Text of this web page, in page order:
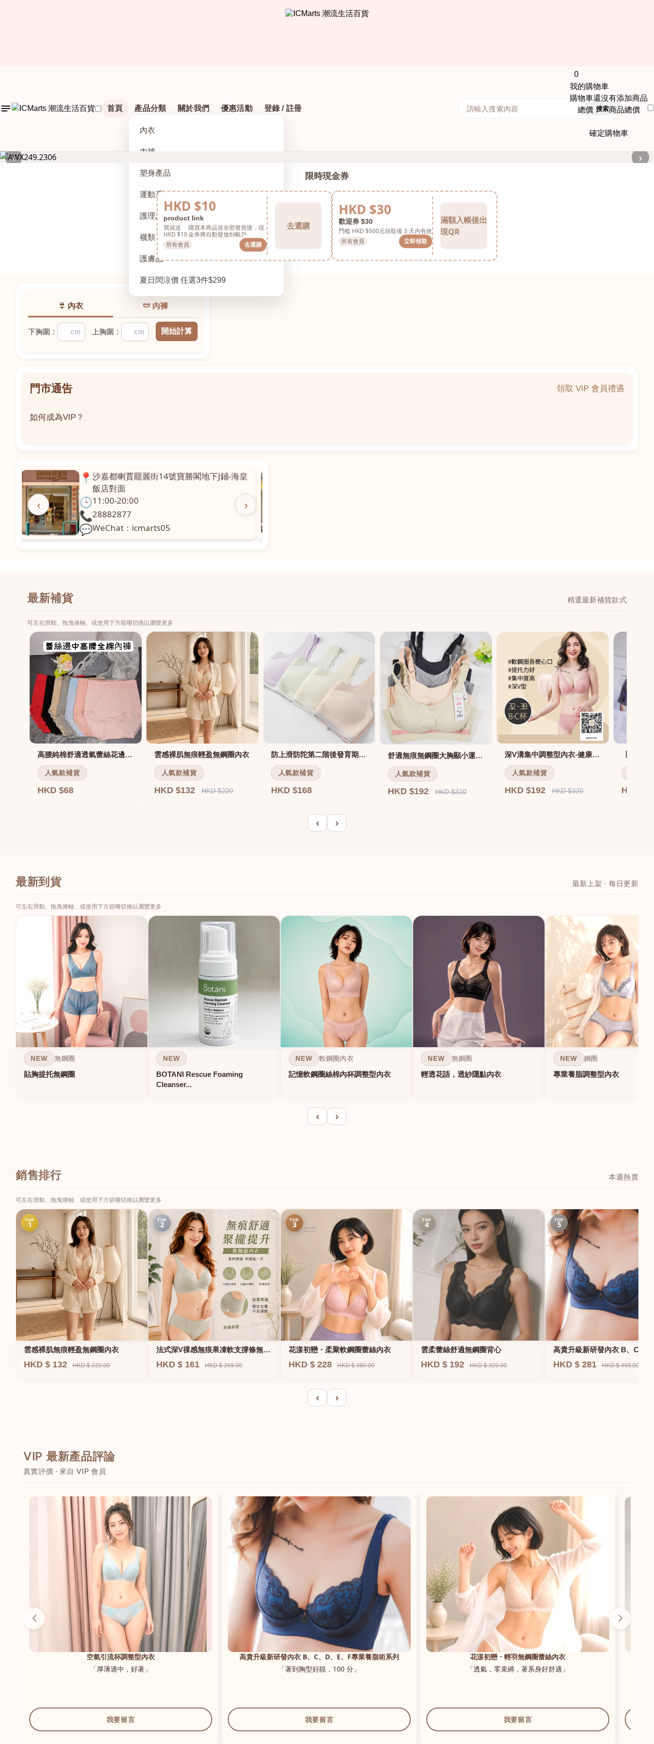
首頁 產品分類
內衣
內褲
塑身產品
運動系列
護理及配件
襪類
護膚品
夏日閃涼價 任選3件$299
關於我們 優惠活動 登錄 / 註冊
0
我的購物車
購物車還沒有添加商品
總價： 商品總價
確定購物車
搜索
‹ ›
限時現金券
HKD $10
product link
買就送
HKD $10
購買本商品並全部發貨後，現
金券將自動發放到帳戶
所有會員
去選購
去選購
HKD $30
歡迎券 $30
門檻 HKD $500元領取後 3 天內有效
所有會員
立即領取
滿額入帳後出
現QR
👙 內衣 🩲 內褲
下胸圍： 上胸圍： 開始計算
門市通告
領取 VIP 會員禮遇
如何成為VIP？
‹ ›
📍澳門啤利喇街121號珍興樓L1舖 粵華廣場對
面
🕒11:00-20:00
📞28331971
💬WeChat：icmarts02
最新補貨 精選最新補貨款式
可左右滑動、拖曳捲軸、或使用下方箭嘴切換以瀏覽更多
高腰純棉舒適透氣蕾絲花邊三角褲
人氣款補貨
HKD $68
雲感裸肌無痕輕盈無鋼圈內衣
人氣款補貨
HKD $132 HKD $220
防上滑防陀第二階後發育期內衣
人氣款補貨
HKD $168
舒適無痕無鋼圈大胸顯小運動內衣
人氣款補貨
HKD $192 HKD $320
深V溝集中調整型內衣-健康軟鋼圈
人氣款補貨
HKD $192 HKD $320 HKD
‹ ›
最新到貨 最新上架 · 每日更新
可左右滑動、拖曳捲軸、或使用下方箭嘴切換以瀏覽更多
NEW 無鋼圈
貼胸提托無鋼圈
NEW
BOTANI Rescue Foaming
Cleanser...
NEW 軟鋼圈內衣
記憶軟鋼圈絲棉內杯調整型內衣
NEW 無鋼圈
輕透花語，透紗隱點內衣
NEW 鋼圈
專業養脂調整型內衣
‹ ›
銷售排行 本週熱賣
可左右滑動、拖曳捲軸、或使用下方箭嘴切換以瀏覽更多
TOP
1
雲感裸肌無痕輕盈無鋼圈內衣
HKD $ 132 HKD $ 220.00
TOP
2
法式深V祼感無痕果凍軟支撐條無鋼
圈內衣
HKD $ 161 HKD $ 268.00
TOP
3
花漾初戀・柔聚軟鋼圈蕾絲內衣
HKD $ 228 HKD $ 380.00
TOP
4
雲柔蕾絲舒適無鋼圈背心
HKD $ 192 HKD $ 320.00
TOP
5
高貴升級新研發內衣 B、C、D
E、F專業養脂術系列
HKD $ 281 HKD $ 468.00
‹ ›
VIP 最新產品評論
真實評價 · 來自 VIP 會員
空氣引流杯調整型內衣
「厚薄適中，好著」
我要留言
高貴升級新研發內衣 B、C、D、E、F專業養脂術系列
「著到胸型好靚，100 分」
我要留言
花漾初戀・輕羽無鋼圈蕾絲內衣
「透氣，零束縛，著系身好舒適」
我要留言